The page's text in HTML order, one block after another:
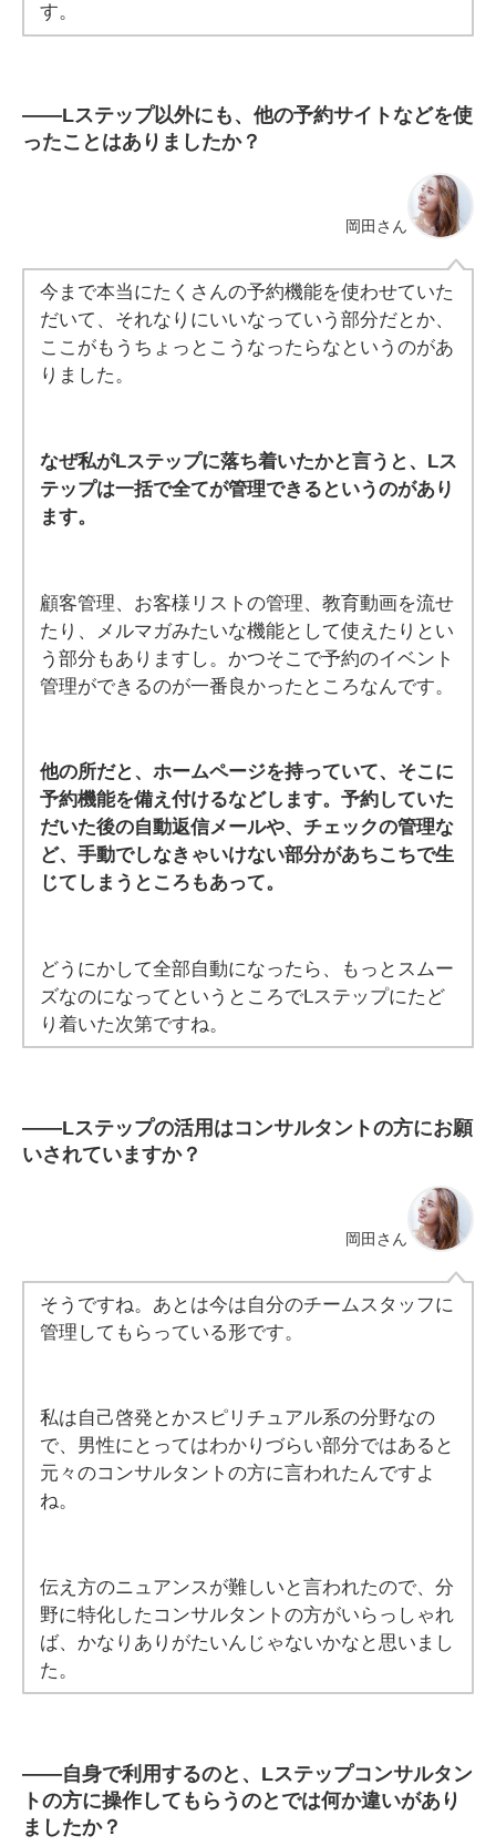
す。
――Lステップ以外にも、他の予約サイトなどを使
ったことはありましたか？
岡田さん
今まで本当にたくさんの予約機能を使わせていた
だいて、それなりにいいなっていう部分だとか、
ここがもうちょっとこうなったらなというのがあ
りました。
なぜ私がLステップに落ち着いたかと言うと、 Lス
テップは一括で全てが管理できる というのがあり
ます。
顧客管理、お客様リストの管理、教育動画を流せ
たり、メルマガみたいな機能として使えたりとい
う部分もありますし。かつそこで予約のイベント
管理ができるのが一番良かったところなんです。
他の所だと、ホームページを持っていて、そこに
予約機能を備え付けるなどします。予約していた
だいた後の自動返信メールや、チェックの管理な
ど、手動でしなきゃいけない部分があちこちで生
じてしまうところもあって。
どうにかして全部自動になったら、もっとスムー
ズなのになってというところでLステップにたど
り着いた次第ですね。
――Lステップの活用はコンサルタントの方にお願
いされていますか？
岡田さん
そうですね。あとは今は自分のチームスタッフに
管理してもらっている形です。
私は自己啓発とかスピリチュアル系の分野なの
で、男性にとってはわかりづらい部分ではあると
元々のコンサルタントの方に言われたんですよ
ね。
伝え方のニュアンスが難しいと言われたので、分
野に特化したコンサルタントの方がいらっしゃれ
ば、かなりありがたいんじゃないかなと思いまし
た。
――自身で利用するのと、Lステップコンサルタン
トの方に操作してもらうのとでは何か違いがあり
ましたか？